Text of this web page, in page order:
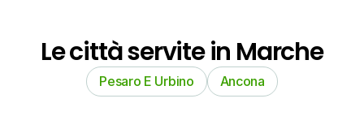
Le città servite in Marche
Pesaro E Urbino Ancona